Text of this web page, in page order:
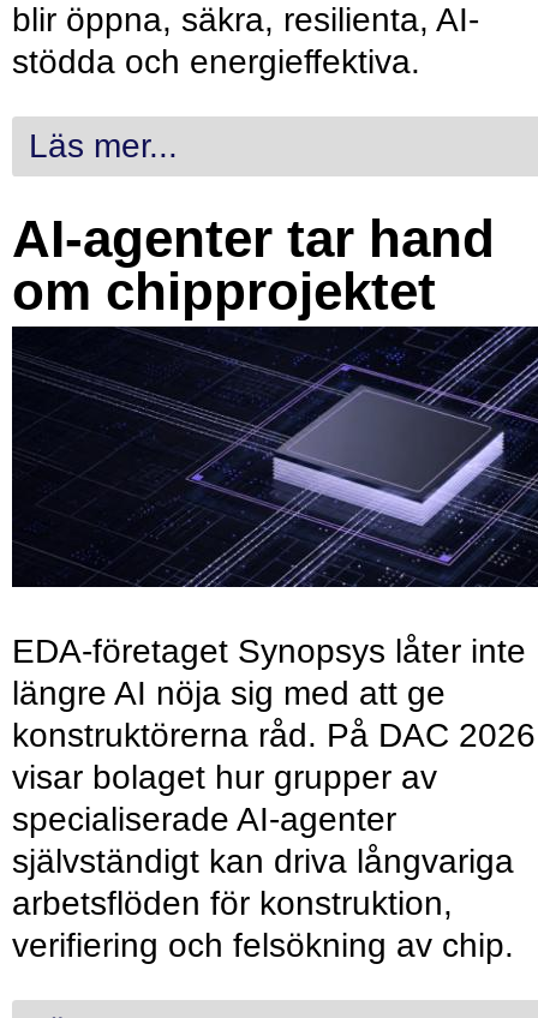
blir öppna, säkra, resilienta, AI-
stödda och energieffektiva.
Läs mer...
AI-agenter tar hand
om chipprojektet
EDA-företaget Synopsys låter inte
längre AI nöja sig med att ge
konstruktörerna råd. På DAC 2026
visar bolaget hur grupper av
specialiserade AI-agenter
självständigt kan driva långvariga
arbetsflöden för konstruktion,
verifiering och felsökning av chip.